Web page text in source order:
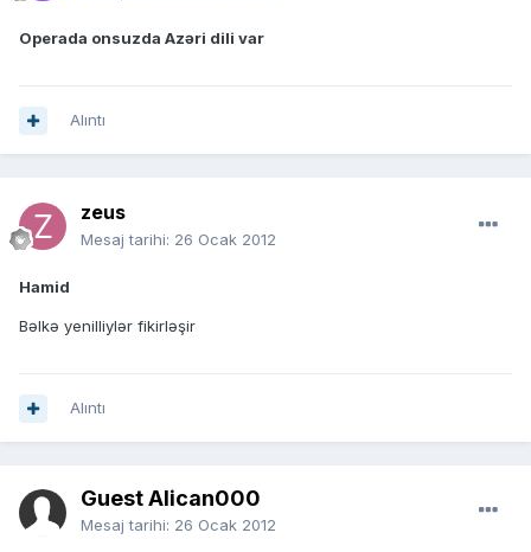
Operada onsuzda Azəri dili var
Alıntı
zeus
Mesaj tarihi: 26 Ocak 2012
Hamid
Bəlkə yenilliylər fikirləşir
Alıntı
Guest Alican000
Mesaj tarihi: 26 Ocak 2012